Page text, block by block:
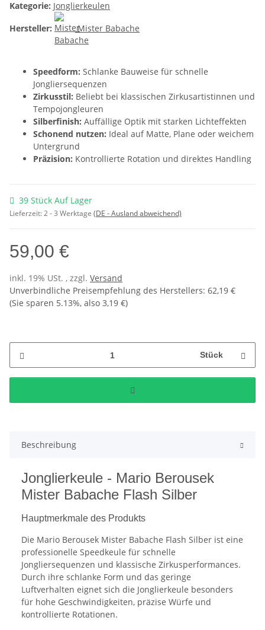
Kategorie: Jonglierkeulen
Hersteller:
Mister Babache
Speedform: Schlanke Bauweise für schnelle
Jongliersequenzen
Zirkusstil: Beliebt bei klassischen Zirkusartistinnen und
Tempojongleuren
Silberfinish: Auffällige Optik mit starken Lichteffekten
Schonend nutzen: Ideal auf Matte, Plane oder weichem
Untergrund
Präzision: Kontrollierte Rotation und direktes Handling
39 Stück Auf Lager
Lieferzeit:2 - 3 Werktage (DE - Ausland abweichend)
59,00 €
inkl. 19% USt. , zzgl. Versand
Unverbindliche Preisempfehlung des Herstellers: 62,19 €
(Sie sparen 5.13%, also 3,19 €)
Stück
Beschreibung
Jonglierkeule - Mario Berousek
Mister Babache Flash Silber
Hauptmerkmale des Produkts
Die Mario Berousek Mister Babache Flash Silber ist eine
professionelle Speedkeule für schnelle
Jongliersequenzen und klassische Zirkusperformances.
Durch ihre schlanke Form und das geringe
Luftverhalten eignet sich die Jonglierkeule besonders
für hohe Geschwindigkeiten, präzise Würfe und
kontrollierte Rotationen.